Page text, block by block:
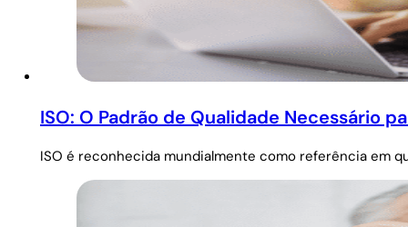
ISO: O Padrão de Qualidade Necessário
ISO é reconhecida mundialmente como referência em